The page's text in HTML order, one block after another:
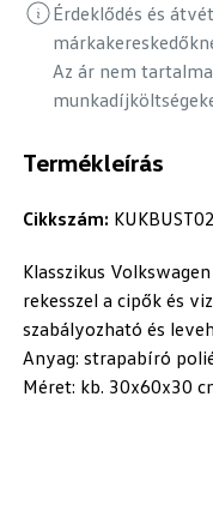
Termékleírás
Cikkszám: KUKBUST02
Klasszikus
rekesszel a cipők és
szabályozható és
Anyag: strapabíró
Méret: kb. 30x60x30
Érdeklődés és
Az ár nem